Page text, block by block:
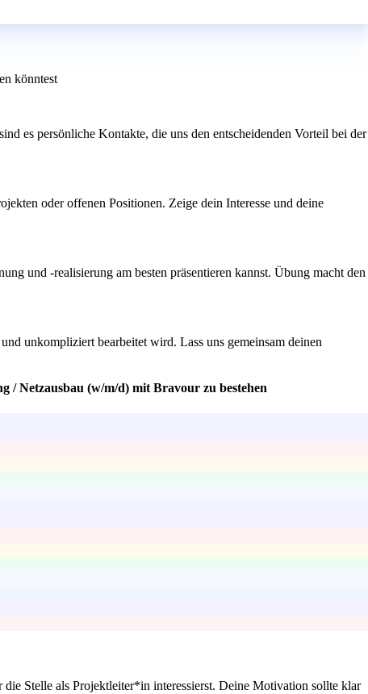
könntest
es persönliche Kontakte, die uns den entscheidenden Vorteil bei der
oder offenen Positionen. Zeige dein Interesse und deine
und -realisierung am besten präsentieren kannst. Übung macht den
unkompliziert bearbeitet wird. Lass uns gemeinsam deinen
/ Netzausbau (w/m/d) mit Bravour zu bestehen
Stelle als Projektleiter*in interessierst. Deine Motivation sollte klar